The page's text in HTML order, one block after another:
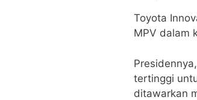
Toyota
MPV dalam
tertinggi
ditawarkan